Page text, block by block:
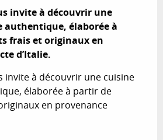
invite à découvrir une
authentique, élaborée à
frais et originaux en
d’Italie.
invite à découvrir une cuisine
élaborée à partir de
en provenance